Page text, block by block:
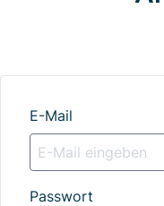
E-Mail
Passwort